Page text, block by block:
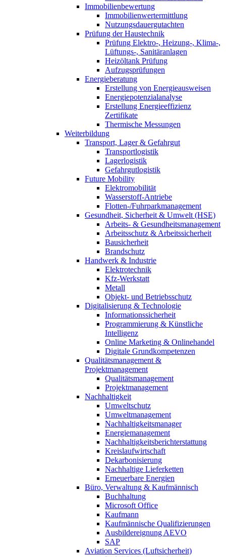
Immobilienbewertung
Immobilienwertermittlung
Nutzungsdauergutachten
Prüfung der Haustechnik
Prüfung Elektro-, Heizung-, Klima-,
Lüftungs-, Sanitäranlagen
Heizöltank Prüfung
Aufzugsprüfungen
Energieberatung
Erstellung von Energieausweisen
Energiepotenzialanalyse
Erstellung Energieeffizienz
Zertifikate
Thermische Messungen
Weiterbildung
Transport, Lager & Gefahrgut
Transportlogistik
Lagerlogistik
Gefahrgutlogistik
Future Mobility
Elektromobilität
Wasserstoff-Antriebe
Flotten-/Fuhrparkmanagement
Gesundheit, Sicherheit & Umwelt (HSE)
Arbeits- & Gesundheitsmanagement
Arbeitsschutz & Arbeitssicherheit
Bausicherheit
Brandschutz
Handwerk & Industrie
Elektrotechnik
Kfz-Werkstatt
Metall
Objekt- und Betriebsschutz
Digitalisierung & Technologie
Informationssicherheit
Programmierung & Künstliche
Intelligenz
Online Marketing & Onlinehandel
Digitale Grundkompetenzen
Qualitätsmanagement &
Projektmanagement
Qualitätsmanagement
Projektmanagement
Nachhaltigkeit
Umweltschutz
Umweltmanagement
Nachhaltigkeitsmanager
Energiemanagement
Nachhaltigkeitsberichterstattung
Kreislaufwirtschaft
Dekarbonisierung
Nachhaltige Lieferketten
Erneuerbare Energien
Büro, Verwaltung & Kaufmännisch
Buchhaltung
Microsoft Office
Kaufmann
Kaufmännische Qualifizierungen
Ausbildereignung AEVO
SAP
Aviation Services (Luftsicherheit)